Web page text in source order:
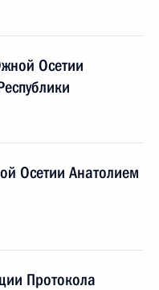
Осетии
Осетии Анатолием
Протокола